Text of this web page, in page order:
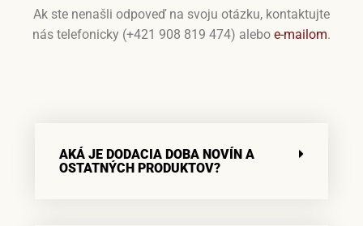
Ak ste nenašli odpoveď na svoju otázku, kontaktujte
nás telefonicky (+421 908 819 474) alebo e-mailom.
AKÁ JE DODACIA DOBA NOVÍN A
OSTATNÝCH PRODUKTOV?